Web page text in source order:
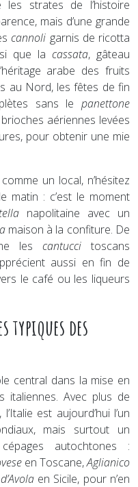
strates de l’histoire
mais d’une grande
cannoli garnis de ricotta
que lacassata, gâteau
arabe des fruits
au Nord, les fêtes de fin
sans le panettone
aériennes levées
pour obtenir une mie
un local, n’hésitez
matin : c’est le moment
napolitaine avec un
maison à la confiture. De
les cantucci toscans
aussi en fin de
le café ou les liqueurs
typiques des
central dans la mise en
italiennes. Avec plus de
est aujourd’hui l’un
mais surtout un
autochtones :
en Toscane,Aglianico
en Sicile, pour n’en